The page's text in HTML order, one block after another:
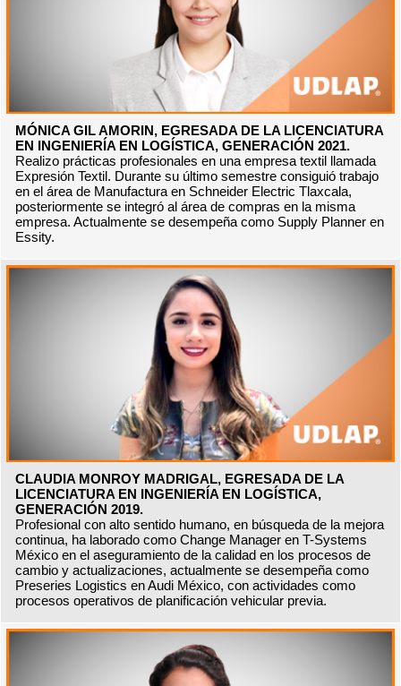
MÓNICA GIL AMORIN, EGRESADA DE LA LICENCIATURA
EN INGENIERÍA EN LOGÍSTICA, GENERACIÓN 2021.
Realizo prácticas profesionales en una empresa textil llamada
Expresión Textil. Durante su último semestre consiguió trabajo
en el área de Manufactura en Schneider Electric Tlaxcala,
posteriormente se integró al área de compras en la misma
empresa. Actualmente se desempeña como Supply Planner en
Essity.
CLAUDIA MONROY MADRIGAL, EGRESADA DE LA
LICENCIATURA EN INGENIERÍA EN LOGÍSTICA,
GENERACIÓN 2019.
Profesional con alto sentido humano, en búsqueda de la mejora
continua, ha laborado como Change Manager en T-Systems
México en el aseguramiento de la calidad en los procesos de
cambio y actualizaciones, actualmente se desempeña como
Preseries Logistics en Audi México, con actividades como
procesos operativos de planificación vehicular previa.